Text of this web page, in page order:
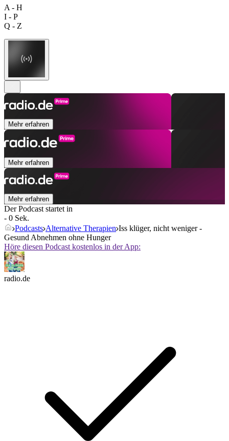
A - H
I - P
Q - Z
Mehr erfahren
Mehr erfahren
Mehr erfahren
Der Podcast startet in
- 0 Sek.
Podcasts Alternative Therapien Iss klüger, nicht weniger -
Gesund Abnehmen ohne Hunger
Höre diesen Podcast kostenlos in der App:
radio.de